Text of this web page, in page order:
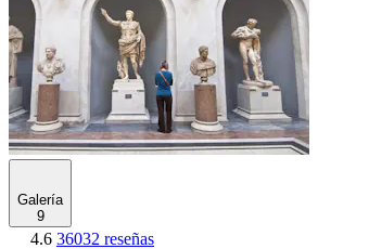
Galería
9
4.6 36032 reseñas